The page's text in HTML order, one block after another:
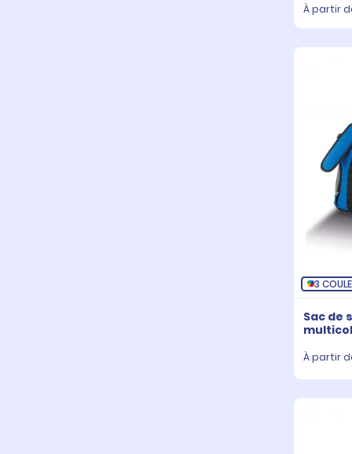
À partir
3
Sac de
À partir